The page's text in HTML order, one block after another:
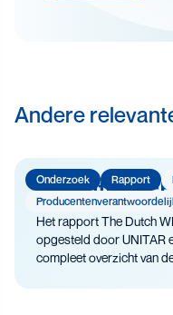
Andere
Onderzoek Rapport
The Dutch
Het rapport The Dutch
opgesteld door UNITAR
compleet overzicht van